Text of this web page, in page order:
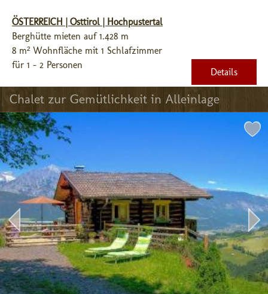
ÖSTERREICH | Osttirol | Hochpustertal
Berghütte mieten auf 1.428 m
8 m² Wohnfläche mit 1 Schlafzimmer
für 1 - 2 Personen
Details
Chalet zur Gemütlichkeit in Alleinlage